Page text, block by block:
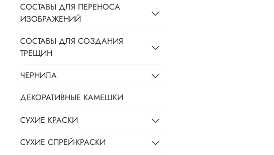
СОСТАВЫ ДЛЯ ПЕРЕНОСА
ИЗОБРАЖЕНИЙ
СОСТАВЫ ДЛЯ СОЗДАНИЯ
ТРЕЩИН
ЧЕРНИЛА
ДЕКОРАТИВНЫЕ КАМЕШКИ
СУХИЕ КРАСКИ
СУХИЕ СПРЕЙ-КРАСКИ